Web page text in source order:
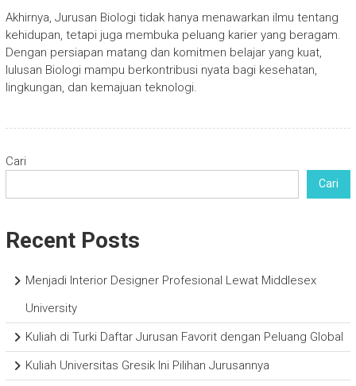
Akhirnya, Jurusan Biologi tidak hanya menawarkan ilmu tentang
kehidupan, tetapi juga membuka peluang karier yang beragam.
Dengan persiapan matang dan komitmen belajar yang kuat,
lulusan Biologi mampu berkontribusi nyata bagi kesehatan,
lingkungan, dan kemajuan teknologi.
Cari
Cari
Recent Posts
Menjadi Interior Designer Profesional Lewat Middlesex
University
Kuliah di Turki Daftar Jurusan Favorit dengan Peluang Global
Kuliah Universitas Gresik Ini Pilihan Jurusannya